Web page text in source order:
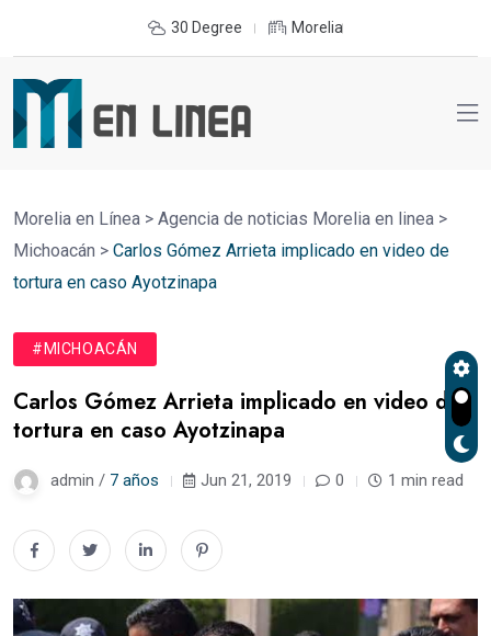
30 Degree Morelia
Morelia en Línea > Agencia de noticias Morelia en linea >
Michoacán > Carlos Gómez Arrieta implicado en video de
tortura en caso Ayotzinapa
#MICHOACÁN
Carlos Gómez Arrieta implicado en video de
tortura en caso Ayotzinapa
admin / 7 años Jun 21, 2019 0 1 min read